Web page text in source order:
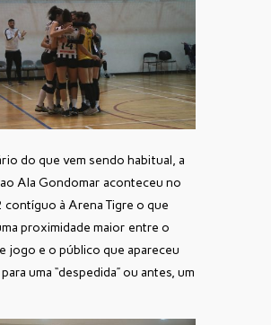
do que vem sendo habitual, a
Ala Gondomar aconteceu no
contíguo à Arena Tigre o que
proximidade maior entre o
jogo e o público que apareceu
uma “despedida” ou antes, um